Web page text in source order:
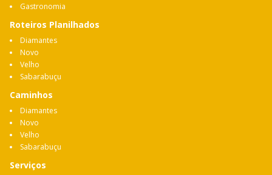
Gastronomia
Roteiros Planilhados
Diamantes
Novo
Velho
Sabarabuçu
Caminhos
Diamantes
Novo
Velho
Sabarabuçu
Serviços